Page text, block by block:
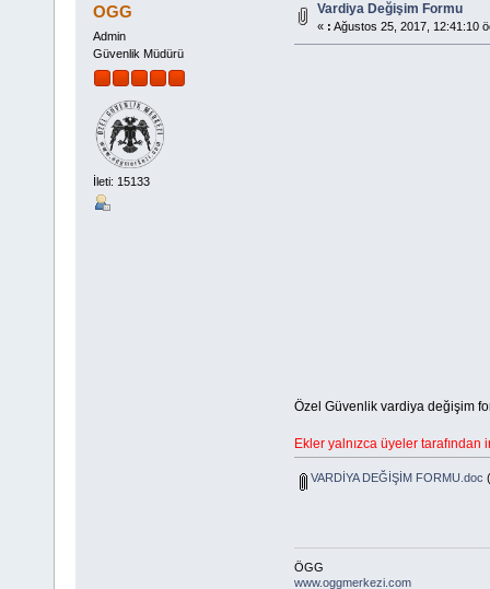
OGG
Admin
Güvenlik Müdürü
İleti: 15133
Vardiya Değişim Formu
« : Ağustos 25, 2017, 12:41:10
Özel Güvenlik vardiya değişim
Ekler yalnızca üyeler tarafından
VARDİYA DEĞİŞİM FORMU.doc
ÖGG
www.oggmerkezi.com